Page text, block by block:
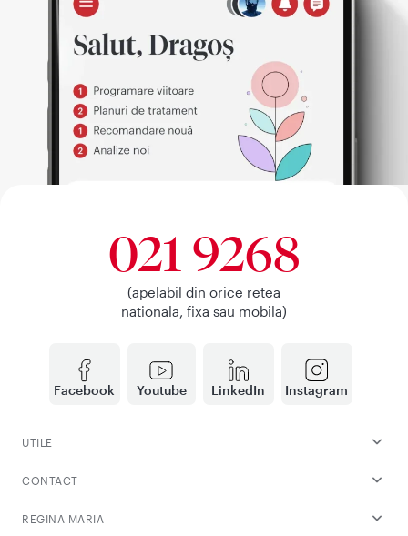
Facebook Youtube LinkedIn Instagram
021 9268
(apelabil din orice retea
nationala, fixa sau mobila)
UTILE
CONTACT
REGINA MARIA